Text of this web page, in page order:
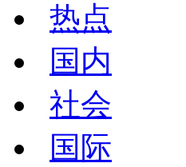
热点
国内
社会
国际